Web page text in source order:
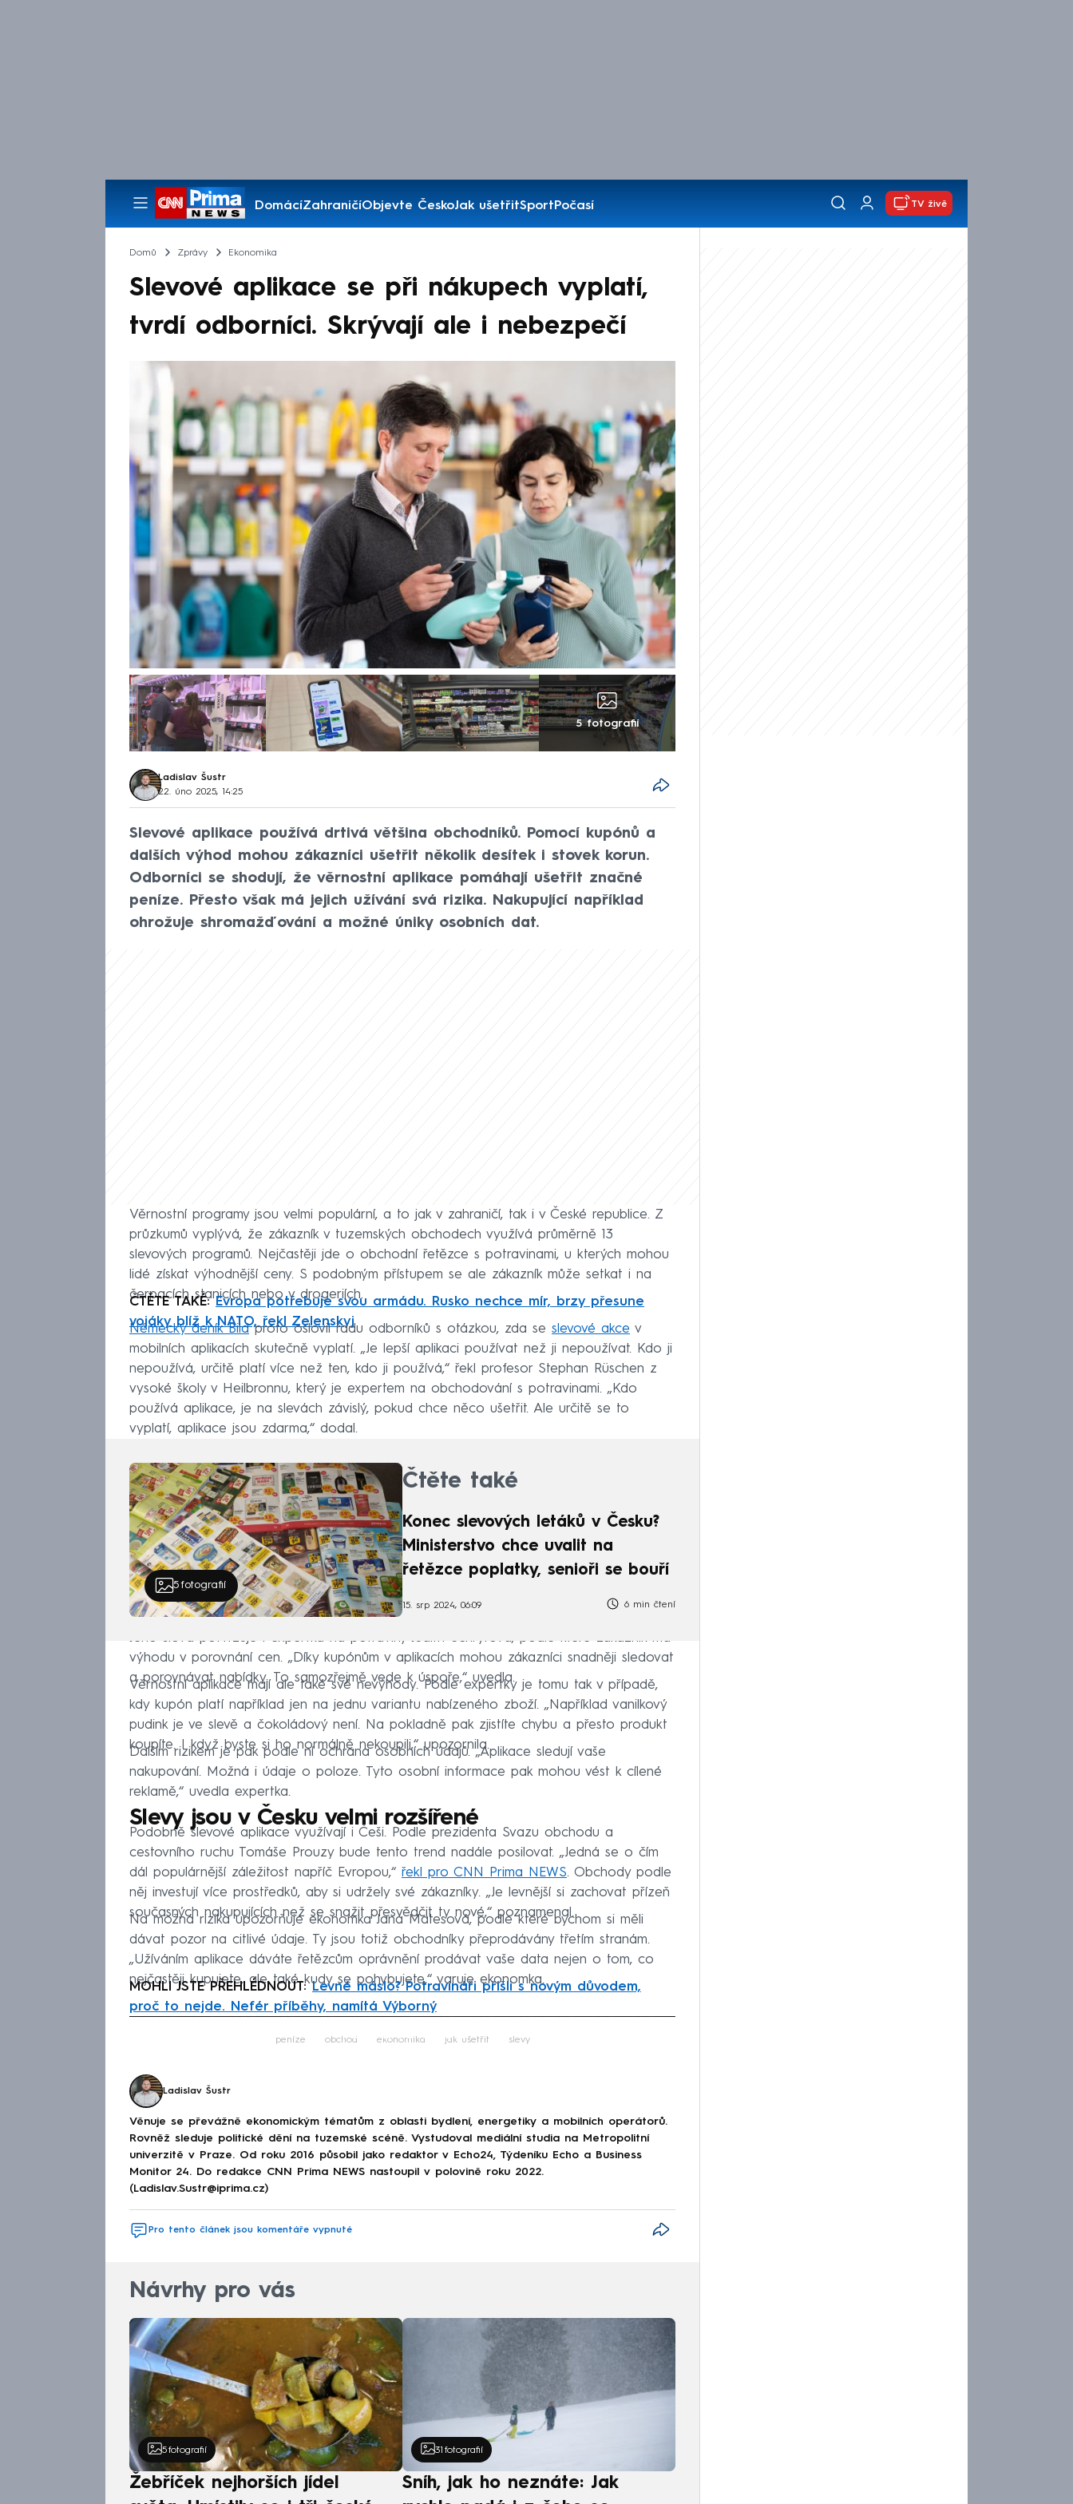
DomácíZahraničíObjevte ČeskoJak ušetřitSportPočasí
Pořady
TV živě
Domů Zprávy Ekonomika
Slevové aplikace se při nákupech vyplatí,
tvrdí odborníci. Skrývají ale i nebezpečí
5 fotografií
Ladislav Šustr
22. úno 2025, 14:25
Slevové aplikace používá drtivá většina obchodníků. Pomocí kupónů a
dalších výhod mohou zákazníci ušetřit několik desítek i stovek korun.
Odborníci se shodují, že věrnostní aplikace pomáhají ušetřit značné
peníze. Přesto však má jejich užívání svá rizika. Nakupující například
ohrožuje shromažďování a možné úniky osobních dat.
Věrnostní programy jsou velmi populární, a to jak v zahraničí, tak i v České republice. Z
průzkumů vyplývá, že zákazník v tuzemských obchodech využívá průměrně 13
slevových programů. Nejčastěji jde o obchodní řetězce s potravinami, u kterých mohou
lidé získat výhodnější ceny. S podobným přístupem se ale zákazník může setkat i na
čerpacích stanicích nebo v drogeriích.
ČTĚTE TAKÉ: Evropa potřebuje svou armádu. Rusko nechce mír, brzy přesune
vojáky blíž k NATO, řekl Zelenskyj
Německý deník Bildproto oslovil řadu odborníků s otázkou, zda se slevové akce v
mobilních aplikacích skutečně vyplatí. „Je lepší aplikaci používat než ji nepoužívat. Kdo ji
nepoužívá, určitě platí více než ten, kdo ji používá,“ řekl profesor Stephan Rüschen z
vysoké školy v Heilbronnu, který je expertem na obchodování s potravinami. „Kdo
používá aplikace, je na slevách závislý, pokud chce něco ušetřit. Ale určitě se to
vyplatí, aplikace jsou zdarma,“ dodal.
5fotografií
Čtěte také
Konec slevových letáků v Česku?
Ministerstvo chce uvalit na
řetězce poplatky, senioři se bouří
15. srp 2024, 06:09 6 min čtení
Jeho slova potvrzuje i expertka na potraviny Judith Schryrová, podle které zákazník má
výhodu v porovnání cen. „Díky kupónům v aplikacích mohou zákazníci snadněji sledovat
a porovnávat nabídky. To samozřejmě vede k úspoře,“ uvedla.
Věrnostní aplikace mají ale také své nevýhody. Podle expertky je tomu tak v případě,
kdy kupón platí například jen na jednu variantu nabízeného zboží. „Například vanilkový
pudink je ve slevě a čokoládový není. Na pokladně pak zjistíte chybu a přesto produkt
koupíte. I když byste si ho normálně nekoupili,“ upozornila.
Dalším rizikem je pak podle ní ochrana osobních údajů. „Aplikace sledují vaše
nakupování. Možná i údaje o poloze. Tyto osobní informace pak mohou vést k cílené
reklamě,“ uvedla expertka.
Slevy jsou v Česku velmi rozšířené
Podobně slevové aplikace využívají i Češi. Podle prezidenta Svazu obchodu a
cestovního ruchu Tomáše Prouzy bude tento trend nadále posilovat. „Jedná se o čím
dál populárnější záležitost napříč Evropou,“ řekl pro CNN Prima NEWS. Obchody podle
něj investují více prostředků, aby si udržely své zákazníky. „Je levnější si zachovat přízeň
současných nakupujících než se snažit přesvědčit ty nové,“ poznamenal.
Na možná rizika upozorňuje ekonomka Jana Matesová, podle které bychom si měli
dávat pozor na citlivé údaje. Ty jsou totiž obchodníky přeprodávány třetím stranám.
„Užíváním aplikace dáváte řetězcům oprávnění prodávat vaše data nejen o tom, co
nejčastěji kupujete, ale také kudy se pohybujete,“ varuje ekonomka.
MOHLI JSTE PŘEHLÉDNOUT:Levné máslo? Potravináři přišli s novým důvodem,
proč to nejde. Nefér příběhy, namítá Výborný
Failed to fetch
peníze obchod ekonomika jak ušetřit slevy
Ladislav Šustr
Věnuje se převážně ekonomickým tématům z oblasti bydlení, energetiky a mobilních operátorů.
Rovněž sleduje politické dění na tuzemské scéně. Vystudoval mediální studia na Metropolitní
univerzitě v Praze. Od roku 2016 působil jako redaktor v Echo24, Týdeníku Echo a Business
Monitor 24. Do redakce CNN Prima NEWS nastoupil v polovině roku 2022.
(Ladislav.Sustr@iprima.cz)
Pro tento článek jsou komentáře vypnuté
Návrhy pro vás
5 fotografií
Žebříček nejhorších jídel
31 fotografií
Sníh, jak ho neznáte: Jak